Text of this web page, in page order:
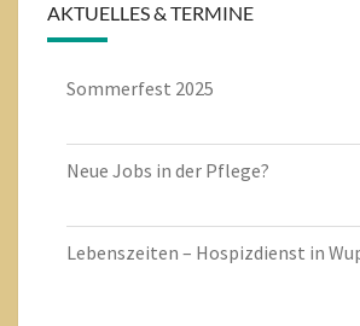
AKTUELLES & TERMINE
Sommerfest 2025
Neue Jobs in der Pflege?
Lebenszeiten – Hospizdienst in